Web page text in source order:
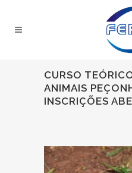
CURSO
ANIMAIS
INSCRIÇÕES